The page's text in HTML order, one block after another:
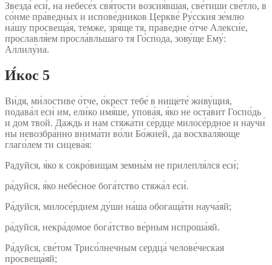
Звезда́ еси́, на небесе́х свя́тости возсия́вшая, све́тиши све́тло, в
со́нме пра́ведных и испове́дников Церкве́ Ру́сския зе́млю
на́шу просвеща́я, темже, зря́ще тя, пра́ведне о́тче Алекси́е,
прославля́ем просла́вльшаго тя Го́спода, зову́ще Ему́:
Аллилу́иа.
И́кос 5
Ви́дя, ми́лостиве о́тче, о́крест тебе́ в нищете́ живу́щия,
подава́л еси́ им, ели́ко имя́ше, упова́я, я́ко не оста́вит Госпо́дь
и дом твой. Даждь и нам стяжа́ти се́рдце милосе́рдное и научи́
ны невозбра́нно внима́ти во́ли Бо́жией, да восхваля́юще
глаго́лем ти сицева́я:
Радуйся, я́ко к сокро́вищам земны́м не прилепля́лся еси́;
ра́дуйся, я́ко небе́сное бога́тство стяжа́л еси́.
Ра́дуйся, милосе́рдием ду́ши на́ша обогаща́ти науча́яй;
ра́дуйся, некра́домое бога́тство ве́рным испроша́яй.
Ра́дуйся, све́том Трисо́лнечным сердца́ челове́ческая
просвеща́яй;